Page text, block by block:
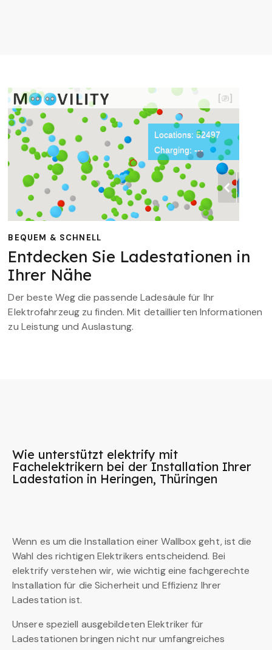
BEQUEM & SCHNELL
Entdecken Sie Ladestationen in
Ihrer Nähe
Der beste Weg die passende Ladesäule für Ihr
Elektrofahrzeug zu finden. Mit detaillierten Informationen
zu Leistung und Auslastung.
Wie unterstützt elektrify mit
Fachelektrikern bei der Installation Ihrer
Ladestation in Heringen, Thüringen
Wenn es um die Installation einer Wallbox geht, ist die
Wahl des richtigen Elektrikers entscheidend. Bei
elektrify verstehen wir, wie wichtig eine fachgerechte
Installation für die Sicherheit und Effizienz Ihrer
Ladestation ist.
Unsere speziell ausgebildeten Elektriker für
Ladestationen bringen nicht nur umfangreiches